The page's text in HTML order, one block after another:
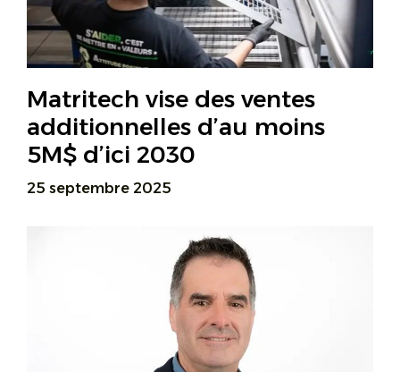
Matritech vise des ventes
additionnelles d’au moins
5M$ d’ici 2030
25 septembre 2025